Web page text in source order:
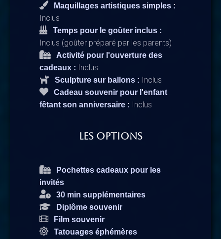
Maquillages artistiques simples :
Inclus
Temps pour le goûter inclus :
Inclus (goûter préparé par les parents)
Activité pour l'ouverture des
cadeaux : Inclus
Sculpture sur ballons : Inclus
Cadeau souvenir pour l'enfant
fêtant son anniversaire : Inclus
Les options
Pochettes cadeaux pour les
invités
30 min supplémentaires
Diplôme souvenir
Film souvenir
Tatouages éphémères